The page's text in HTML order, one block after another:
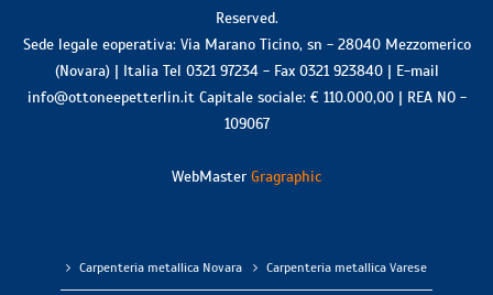
Reserved.
Sede legale eoperativa: Via Marano Ticino, sn - 28040 Mezzomerico
(Novara) | Italia Tel 0321 97234- Fax 0321 923840| E-mail
info@ottoneepetterlin.it Capitale sociale: € 110.000,00 | REA NO -
109067
WebMaster Gragraphic
Carpenteria metallica Novara Carpenteria metallica Varese